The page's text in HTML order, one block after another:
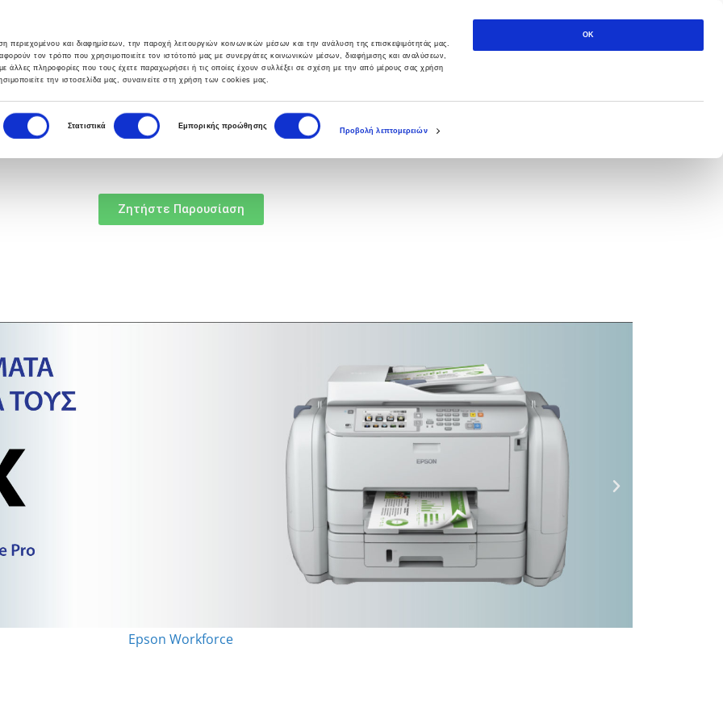
περιεχομένου και διαφημίσεων, την παροχή λειτουργιών κοινωνικών μέσων και την ανάλυση της επισκεψιμότητάς μας.
τον τρόπο που χρησιμοποιείτε τον ιστότοπό μας με συνεργάτες κοινωνικών μέσων, διαφήμισης και αναλύσεων,
άλλες πληροφορίες που τους έχετε παραχωρήσει ή τις οποίες έχουν συλλέξει σε σχέση με την από μέρους σας χρήση
την ιστοσελίδα μας, συναινείτε στη χρήση των cookies μας.
Στατιστικά Εμπορικής προώθησης
Προβολή λεπτομερειών
OK
HELPDESK BLOG ΕΠΙΚΟΙΝΩΝΙΑ
Ζητήστε Παρουσίαση
Epson Workforce